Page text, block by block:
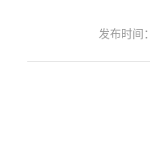
发布时间：